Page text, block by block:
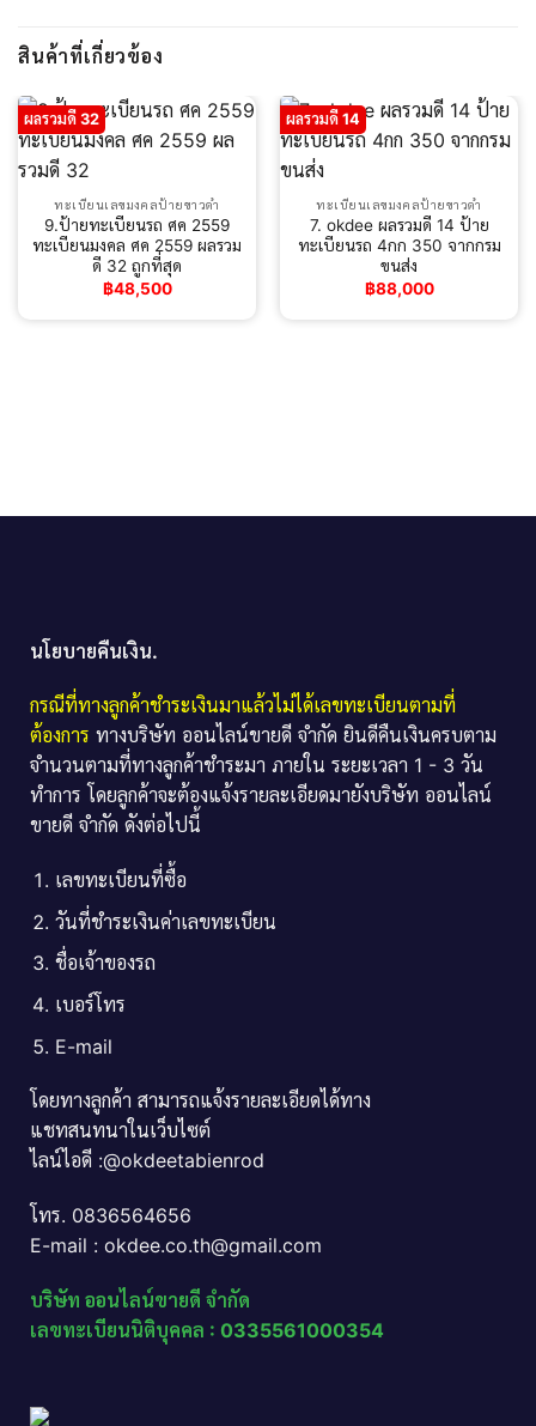
สินค้าที่เกี่ยวข้อง
ผลรวมดี 32
ทะเบียนเลขมงคลป้ายขาวดำ
9.ป้ายทะเบียนรถ ศค 2559
ทะเบียนมงคล ศค 2559 ผลรวม
ดี 32 ถูกที่สุด
฿48,500
ผลรวมดี 14
ทะเบียนเลขมงคลป้ายขาวดำ
7. okdee ผลรวมดี 14 ป้าย
ทะเบียนรถ 4กก 350 จากกรม
ขนส่ง
฿88,000
นโยบายคืนเงิน.
กรณีที่ทางลูกค้าชำระเงินมาแล้วไม่ได้เลขทะเบียนตามที่
ต้องการ ทางบริษัท ออนไลน์ขายดี จำกัด ยินดีคืนเงินครบตาม
จำนวนตามที่ทางลูกค้าชำระมา ภายใน ระยะเวลา 1 - 3 วัน
ทำการ โดยลูกค้าจะต้องแจ้งรายละเอียดมายังบริษัท ออนไลน์
ขายดี จำกัด ดังต่อไปนี้
เลขทะเบียนที่ซื้อ
วันที่ชำระเงินค่าเลขทะเบียน
ชื่อเจ้าของรถ
เบอร์โทร
E-mail
โดยทางลูกค้า สามารถแจ้งรายละเอียดได้ทาง
แชทสนทนาในเว็บไซต์
ไลน์ไอดี :@okdeetabienrod
โทร. 0836564656
E-mail : okdee.co.th@gmail.com
บริษัท ออนไลน์ขายดี จำกัด
เลขทะเบียนนิติบุคคล : 0335561000354